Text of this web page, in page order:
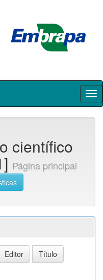
científico
Página principal